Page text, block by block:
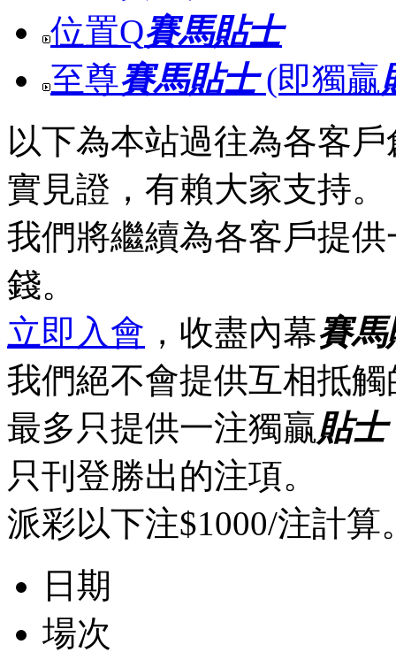
位置Q賽馬貼士
至尊賽馬貼士(即獨贏
以下為本站過往為各客
實見證，有賴大家支持。
我們將繼續為各客戶提
錢。
立即入會 ，收盡內幕賽
我們絕不會提供互相抵觸
最多只提供一注獨贏貼士
只刊登勝出的注項。
派彩以下注$1000/注計算
日期
場次